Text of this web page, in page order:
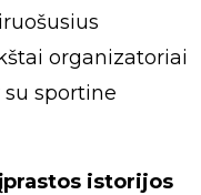
organizatoriai
sportine
istorijos